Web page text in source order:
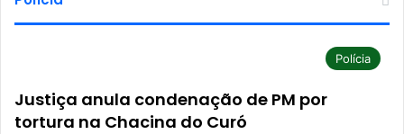
Polícia
Justiça anula condenação de PM por
tortura na Chacina do Curó